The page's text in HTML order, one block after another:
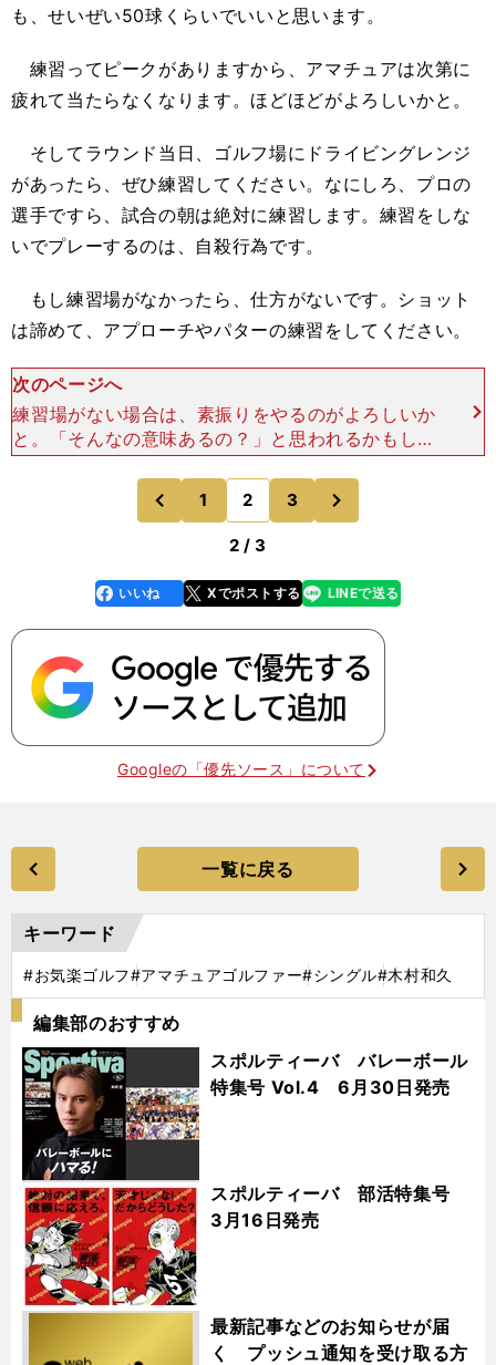
も、せいぜい50球くらいでいいと思います。
練習ってピークがありますから、アマチュアは次第に
疲れて当たらなくなります。ほどほどがよろしいかと。
そしてラウンド当日、ゴルフ場にドライビングレンジ
があったら、ぜひ練習してください。なにしろ、プロの
選手ですら、試合の朝は絶対に練習します。練習をしな
いでプレーするのは、自殺行為です。
もし練習場がなかったら、仕方がないです。ショット
は諦めて、アプローチやパターの練習をしてください。
次のページへ
練習場がない場合は、素振りをやるのがよろしいか
と。「そんなの意味あるの？」と思われるかもしれ
ませんが、それが結構あります。スイングの際に、
肩がしっかり入っているのか、その確認ができま
す。 ドライバ
前
のページへ
1 2 3
2 / 3
faceboo
k
いいね Xでポストする
line LINEで送る
Googleの「優先ソース」について
一覧に戻る
キーワード
#お気楽ゴルフ#アマチュアゴルファー#シングル#木村和久
編集部のおすすめ
スポルティーバ バレーボール
特集号 Vol.4 6月30日発売
スポルティーバ 部活特集号
3月16日発売
最新記事などのお知らせが届
く プッシュ通知を受け取る方